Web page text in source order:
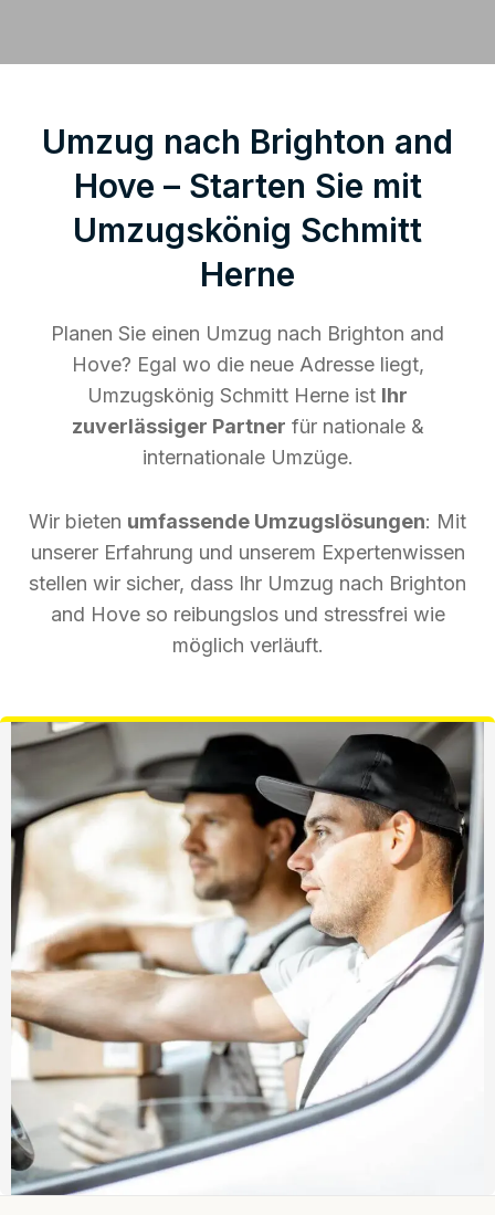
Umzug nach Brighton and
Hove – Starten Sie mit
Umzugskönig Schmitt
Herne
Planen Sie einen Umzug nach Brighton and
Hove? Egal wo die neue Adresse liegt,
Umzugskönig Schmitt Herne ist Ihr
zuverlässiger Partner für nationale &
internationale Umzüge.
Wir bieten umfassende Umzugslösungen: Mit
unserer Erfahrung und unserem Expertenwissen
stellen wir sicher, dass Ihr Umzug nach Brighton
and Hove so reibungslos und stressfrei wie
möglich verläuft.